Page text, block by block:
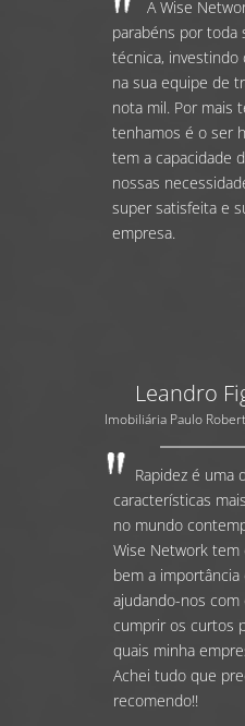
A Wise
parabéns por toda
técnica, investindo
na sua equipe de
nota mil. Por mais
tenhamos é o ser
tem a capacidade
nossas
super satisfeita e
empresa.
Leandro
Imobiliária Paulo
Rapidez é uma
características
no mundo
Wise Network
bem a importância
ajudando-nos com
cumprir os curtos
quais minha
Achei tudo que
recomendo!!